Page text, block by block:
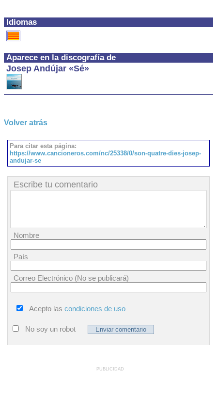
Idiomas
Aparece en la discografía de
Josep Andújar «Sé»
Volver atrás
Para citar esta página:
https://www.cancioneros.com/nc/25338/0/son-quatre-dies-josep-
andujar-se
Escribe tu comentario
Nombre
País
Correo Electrónico (No se publicará)
Acepto las condiciones de uso
No soy un robot
PUBLICIDAD